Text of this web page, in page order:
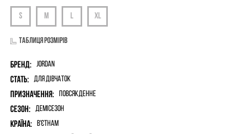
Таблиця розмірів
Бренд: Jordan
Стать: для дівчаток
Призначення: Повсякденне
Сезон: Демісезон
Країна: В'єтнам